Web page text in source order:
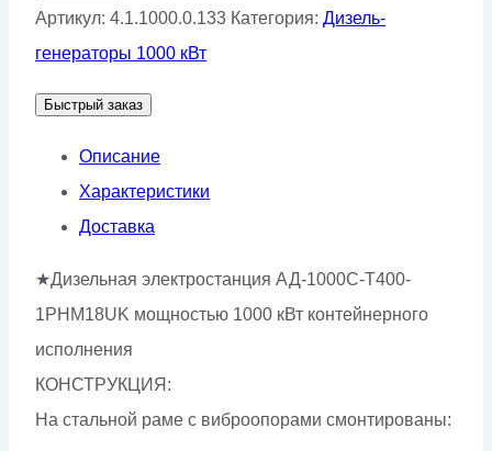
Дизельный
генератор
T400-
1РНМ18UK
Артикул: 4.1.1000.0.133 Категория: Дизель-
генераторы 1000 кВт
Быстрый заказ
Описание
Характеристики
Доставка
★Дизельная электростанция АД-1000C-T400-
1РНМ18UK мощностью 1000 кВт контейнерного
исполнения
КОНСТРУКЦИЯ:
На стальной раме с виброопорами смонтированы: